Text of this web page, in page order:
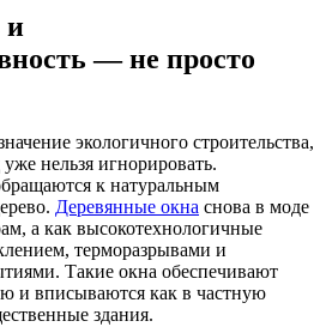
и
— не просто
экологичного строительства,
нельзя игнорировать.
к натуральным
Деревянные окна снова в моде
а как высокотехнологичные
терморазрывами и
Такие окна обеспечивают
и вписываются как в частную
здания.